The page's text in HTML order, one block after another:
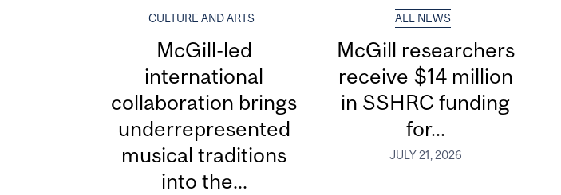
CULTURE AND ARTS
McGill-led
international
collaboration brings
underrepresented
musical traditions
into the...
ALL NEWS
McGill researchers
receive $14 million
in SSHRC funding
for...
JULY 21, 2026